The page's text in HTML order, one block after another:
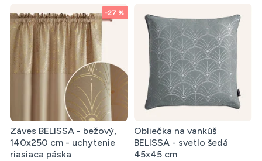
-27 %
Záves BELISSA - bežový,
140x250 cm - uchytenie
riasiaca páska
Obliečka na vankúš
BELISSA - svetlo šedá
45x45 cm